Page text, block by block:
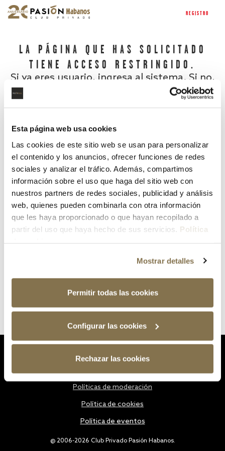
Esta página web usa cookies
Las cookies de este sitio web se usan para personalizar
el contenido y los anuncios, ofrecer funciones de redes
sociales y analizar el tráfico. Además, compartimos
información sobre el uso que haga del sitio web con
nuestros partners de redes sociales, publicidad y análisis
web, quienes pueden combinarla con otra información
que les haya proporcionado o que hayan recopilado a
partir del uso que haya hecho de sus servicios. Política
Mostrar detalles
Permitir todas las cookies
Configurar las cookies
Rechazar las cookies
REGISTRO
LA PÁGINA QUE HAS SOLICITADO
TIENE ACCESO RESTRINGIDO.
Si ya eres usuario, ingresa al sistema. Si no,
¿Has olvidado tu contraseña?
@ 2006-2026 Club Privado Pasión Habanos.
Políticas de moderación
Política de cookies
Política de eventos